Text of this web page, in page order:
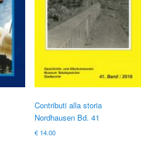
Contributi alla storia
Nordhausen Bd. 41
€14.00